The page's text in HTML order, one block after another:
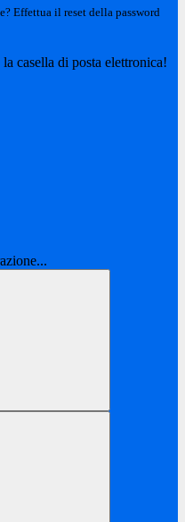
Effettua il reset della password
casella di posta elettronica!